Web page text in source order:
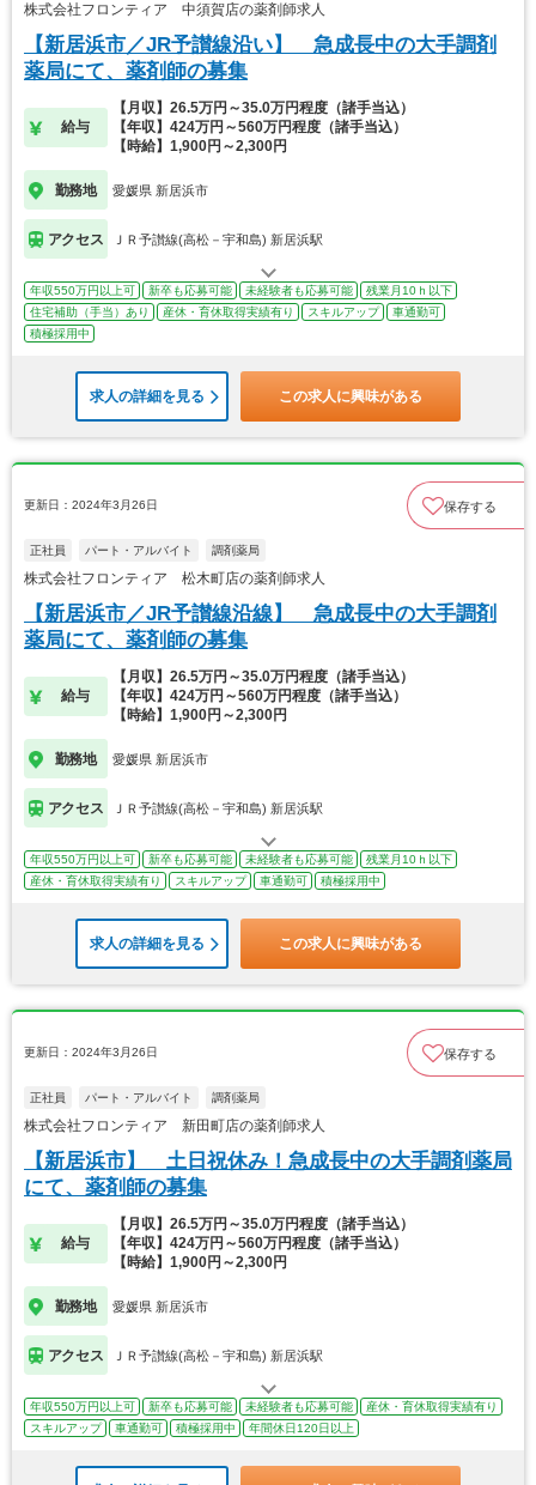
株式会社フロンティア 中須賀店の薬剤師求人
【新居浜市／JR予讃線沿い】 急成長中の大手調剤
薬局にて、薬剤師の募集
給与
【月収】26.5万円～35.0万円程度（諸手当込）
【年収】424万円～560万円程度（諸手当込）
【時給】1,900円～2,300円
勤務地 愛媛県 新居浜市
アクセス ＪＲ予讃線(高松－宇和島) 新居浜駅
年収550万円以上可 新卒も応募可能 未経験者も応募可能
残業月10ｈ以下
住宅補助（手当）あり
産休・育休取得実績有り スキルアップ
車通勤可
積極採用中
求人の詳細を見る この求人に興味がある
更新日：2024年3月26日 保存する
正社員 パート・アルバイト 調剤薬局
株式会社フロンティア 松木町店の薬剤師求人
【新居浜市／JR予讃線沿線】 急成長中の大手調剤
薬局にて、薬剤師の募集
給与
【月収】26.5万円～35.0万円程度（諸手当込）
【年収】424万円～560万円程度（諸手当込）
【時給】1,900円～2,300円
勤務地 愛媛県 新居浜市
アクセス ＪＲ予讃線(高松－宇和島) 新居浜駅
年収550万円以上可 新卒も応募可能 未経験者も応募可能
残業月10ｈ以下
産休・育休取得実績有り
スキルアップ 車通勤可 積極採用中
求人の詳細を見る この求人に興味がある
更新日：2024年3月26日 保存する
正社員 パート・アルバイト 調剤薬局
株式会社フロンティア 新田町店の薬剤師求人
【新居浜市】 土日祝休み！急成長中の大手調剤薬局
にて、薬剤師の募集
給与
【月収】26.5万円～35.0万円程度（諸手当込）
【年収】424万円～560万円程度（諸手当込）
【時給】1,900円～2,300円
勤務地 愛媛県 新居浜市
アクセス ＪＲ予讃線(高松－宇和島) 新居浜駅
年収550万円以上可 新卒も応募可能 未経験者も応募可能
産休・育休取得実績有り
スキルアップ
車通勤可 積極採用中 年間休日120日以上